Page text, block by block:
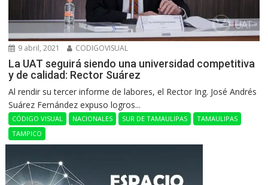
9 abril, 2021 CODIGOVISUAL
La UAT seguirá siendo una universidad competitiva
y de calidad: Rector Suárez
Al rendir su tercer informe de labores, el Rector Ing. José Andrés
Suárez Fernández expuso logros...
CÓDIGO VISUAL NACIONALES SUR DE TAMAULIPAS
TAMAULIPAS
TAMPICO